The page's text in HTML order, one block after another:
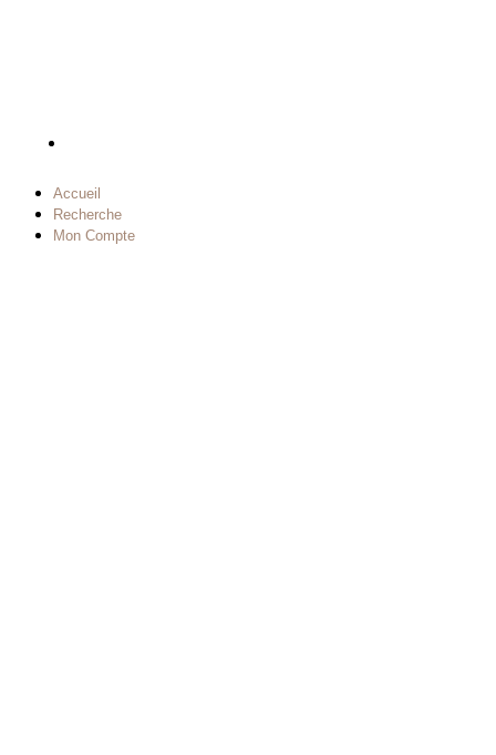
Accueil
Recherche
Mon Compte